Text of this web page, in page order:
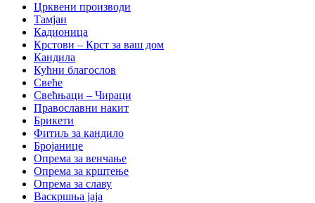
Црквени производи
Тамјан
Кадионица
Крстови – Крст за ваш дом
Кандила
Кућни благослов
Свеће
Свећњаци – Чираци
Православни накит
Брикети
Фитиљ за кандило
Бројанице
Опрема за венчање
Опрема за крштење
Опрема за славу
Васкршња јаја